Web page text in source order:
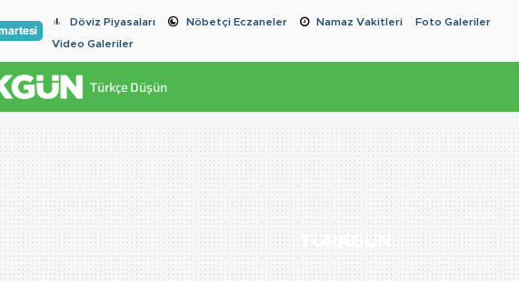
Döviz Piyasaları Nöbetçi Eczaneler Namaz Vakitleri
Foto Galeriler
Video Galeriler
Türkçe Düşün